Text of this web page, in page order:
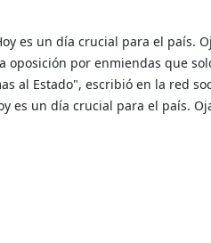
es un día crucial para el país.
por enmiendas que
al Estado", escribió en la red
es un día crucial para el país.